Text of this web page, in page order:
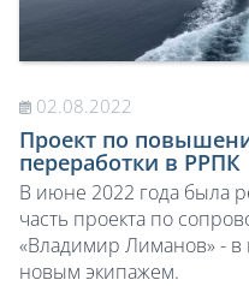
02.08.2022
Проект по
переработки в РРПК
В июне 2022 года была
часть проекта по
«Владимир Лиманов» - в
новым экипажем.